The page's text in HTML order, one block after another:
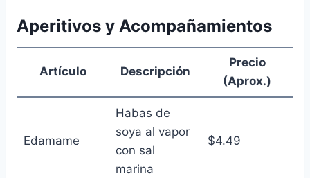
Aperitivos y Acompañamientos
Artículo Descripción
Precio
(Aprox.)
Edamame
Habas de
soya al vapor
con sal
marina
$4.49